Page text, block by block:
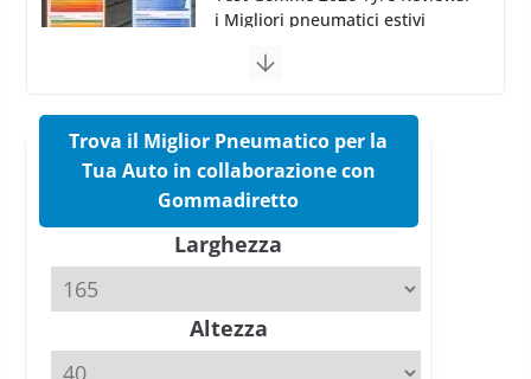
Pirelli Cinturato 2026: due
confermano il salto tecnico del
Pirelli P Zero Trofeo RS: per
Tyre Reviews è la gomma semi-
slick da battere
Michelin Pilot Sport 4 S – Test
su Range Rover Sport D350 HST
Trova il Miglior Pneumatico per la
Tua Auto in collaborazione con
Gommadiretto
Larghezza
Altezza